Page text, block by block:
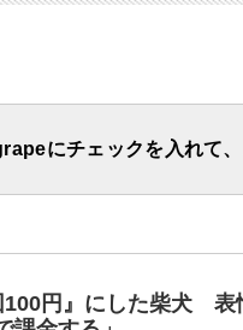
にチェックを入れて
100円』にした柴犬 表